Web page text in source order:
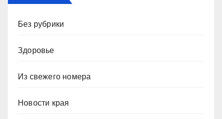
Без рубрики
Здоровье
Из свежего номера
Новости края